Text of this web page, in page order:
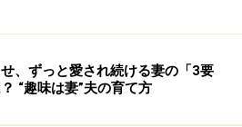
、ずっと愛され続ける妻の「3要
“趣味は妻”夫の育て方